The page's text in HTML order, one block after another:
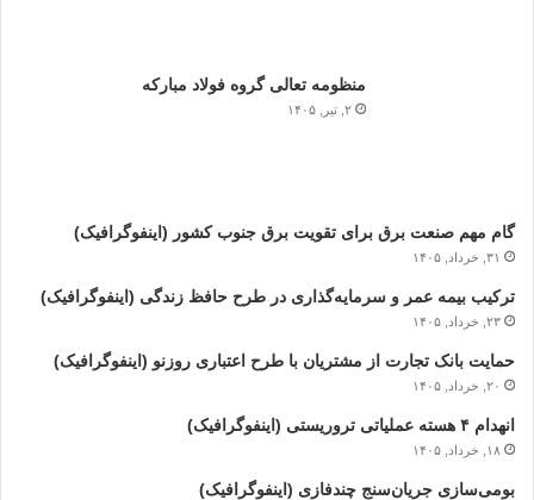
منظومه تعالی گروه فولاد مبارکه
۲, تیر, ۱۴۰۵
گام مهم صنعت برق برای تقویت برق جنوب کشور (اینفوگرافیک)
۳۱, خرداد, ۱۴۰۵
ترکیب بیمه عمر و سرمایه‌گذاری در طرح حافظ زندگی (اینفوگرافیک)
۲۳, خرداد, ۱۴۰۵
حمایت بانک تجارت از مشتریان با طرح اعتباری روزنو (اینفوگرافیک)
۲۰, خرداد, ۱۴۰۵
انهدام ۴ هسته عملیاتی تروریستی (اینفوگرافیک)
۱۸, خرداد, ۱۴۰۵
بومی‌سازی جریان‌سنج چندفازی (اینفوگرافیک)